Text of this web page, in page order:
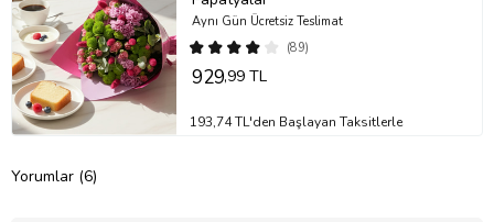
(89)
Aynı Gün Ücretsiz Teslimat
929,99 TL
193,74 TL'den Başlayan Taksitlerle
Yorumlar (6)